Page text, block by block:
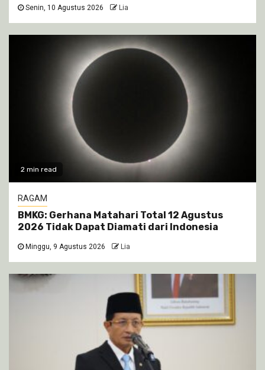
Senin, 10 Agustus 2026 Lia
2 min read
RAGAM
BMKG: Gerhana Matahari Total 12 Agustus
2026 Tidak Dapat Diamati dari Indonesia
Minggu, 9 Agustus 2026 Lia